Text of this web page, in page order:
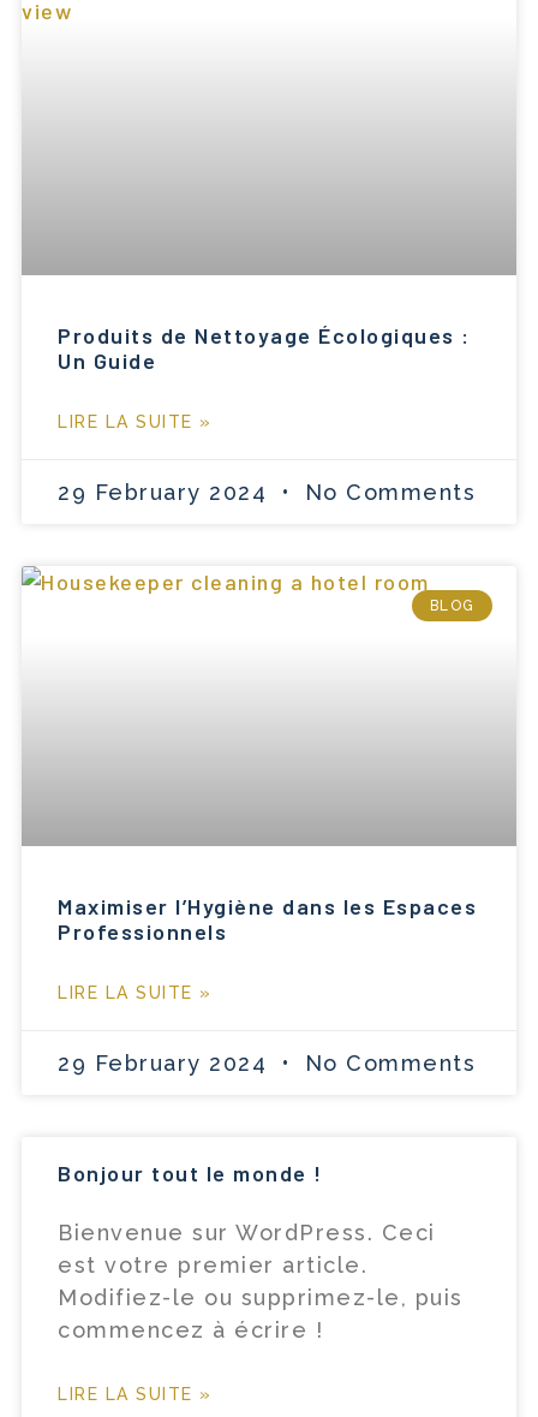
Produits de Nettoyage Écologiques :
Un Guide
LIRE LA SUITE »
29 February 2024 No Comments
BLOG
Maximiser l’Hygiène dans les Espaces
Professionnels
LIRE LA SUITE »
29 February 2024 No Comments
Bonjour tout le monde !
Bienvenue sur WordPress. Ceci
est votre premier article.
Modifiez-le ou supprimez-le, puis
commencez à écrire !
LIRE LA SUITE »